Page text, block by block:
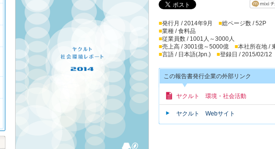
■発行月 / 2014年9月 ■総ページ数 / 52P
■業種 / 食料品
■従業員数 / 1001人～3000人
■売上高 / 3001億～5000億 ■本社所在地 /
■言語 / 日本語(Jpn.) ■登録日 / 2015/02/12
この報告書発行企業の外部リンク
ヤクルト 環境・社会活動
ヤクルト Webサイト